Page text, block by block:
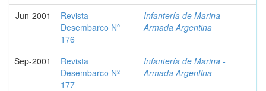
Jun-2001
Revista
Desembarco Nº
176
Infantería de Marina -
Armada Argentina
Sep-2001
Revista
Desembarco Nº
177
Infantería de Marina -
Armada Argentina